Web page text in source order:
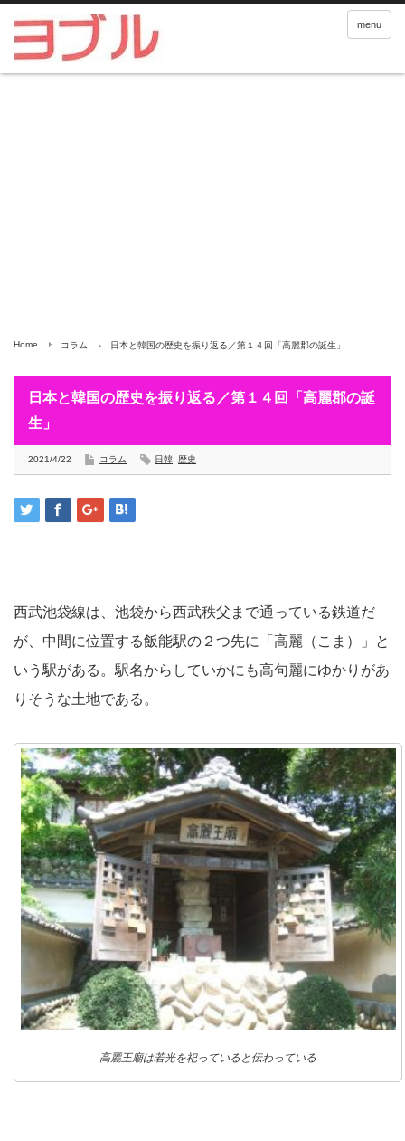
menu
Home コラム 日本と韓国の歴史を振り返る／第１４回「高麗郡の誕生」
日本と韓国の歴史を振り返る／第１４回「高麗郡の誕
生」
2021/4/22 コラム 日韓 歴史
西武池袋線は、池袋から西武秩父まで通っている鉄道だ
が、中間に位置する飯能駅の２つ先に「高麗（こま）」と
いう駅がある。駅名からしていかにも高句麗にゆかりがあ
りそうな土地である。
高麗王廟は若光を祀っていると伝わっている